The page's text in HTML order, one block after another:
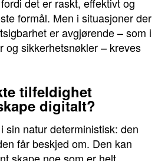
formål. Men i situasjoner der
er avgjørende – som i
og sikkerhetsnøkler – kreves
tilfeldighet
digitalt?
sin natur deterministisk: den
får beskjed om. Den kan